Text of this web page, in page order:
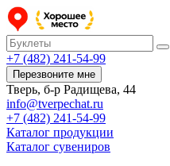
+7 (482) 241-54-99
Перезвоните мне
Тверь, б-р Радищева, 44
info@tverpechat.ru
+7 (482) 241-54-99
Каталог продукции
Каталог сувениров